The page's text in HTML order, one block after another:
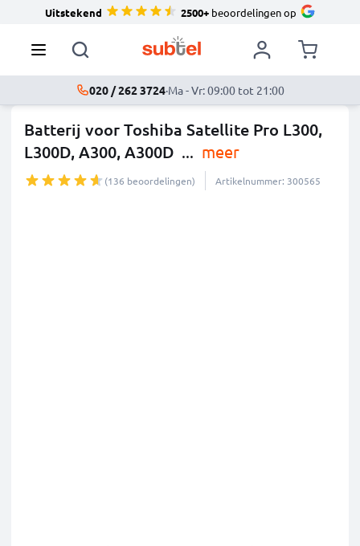
Uitstekend 2500+beoordelingen op
020 / 262 3724·Ma - Vr: 09:00 tot 21:00
Batterij voor Toshiba Satellite Pro L300,
L300D, A300, A300D ... meer
(136 beoordelingen) Artikelnummer: 300565